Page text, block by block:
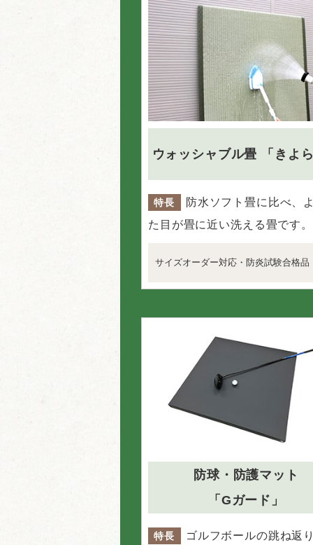
ウォッシャブル畳 「きよ
特長
防水ソフト畳に比べ、
た目が畳に近い洗える畳です。
サイズオーダー対応・防炎試験合格品
防球・防護マット
「Gガード」
特長
ゴルフボールの跳ね返